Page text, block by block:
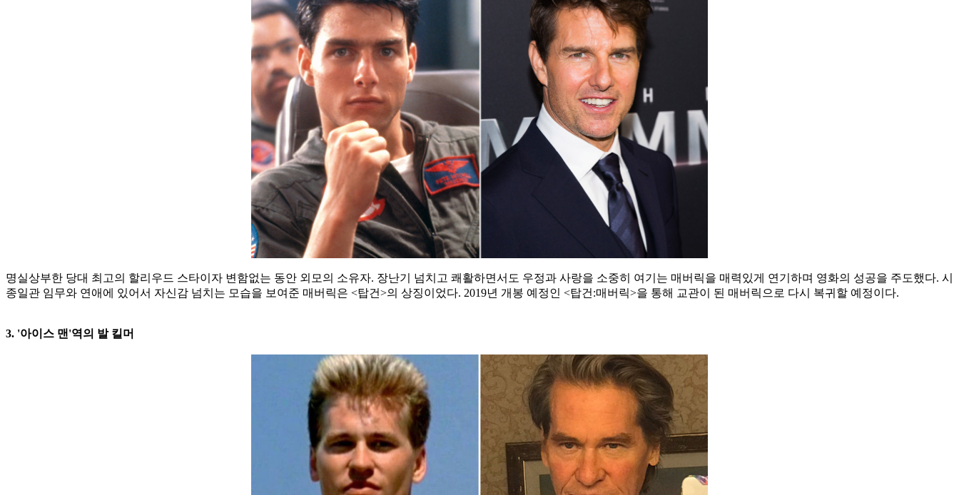
명실상부한 당대 최고의 할리우드 스타이자 변함없는 동안 외모의 소유자. 장난기 넘치고 쾌활하면서도 우정과 사랑을 소중히 여기는 매버릭을 매력있게 연기하며 영화의 성공을 주도했다. 시
종일관 임무와 연애에 있어서 자신감 넘치는 모습을 보여준 매버릭은 <탑건>의 상징이었다. 2019년 개봉 예정인 <탑건:매버릭>을 통해 교관이 된 매버릭으로 다시 복귀할 예정이다.
3. '아이스 맨'역의 발 킬머